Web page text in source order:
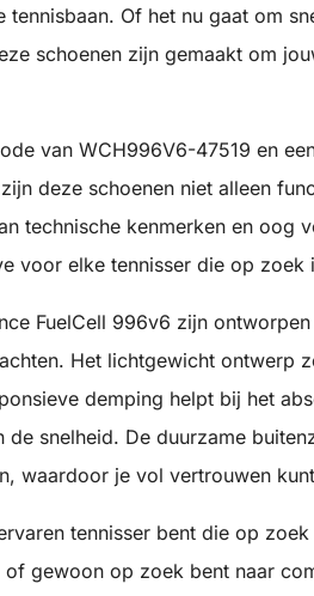
tennisbaan. Of het nu gaat om
schoenen zijn gemaakt om
van WCH996V6-47519 en
deze schoenen niet alleen
technische kenmerken en oog
voor elke tennisser die op
FuelCell 996v6 zijn
Het lichtgewicht ontwerp
demping helpt bij het
de snelheid. De duurzame
waardoor je vol vertrouwen
tennisser bent die op
of gewoon op zoek bent naar